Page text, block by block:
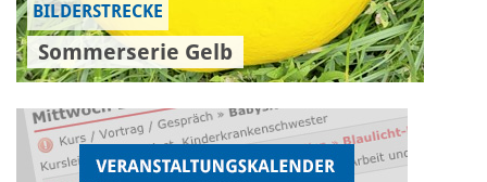
BILDERSTRECKE
Sommerserie Gelb